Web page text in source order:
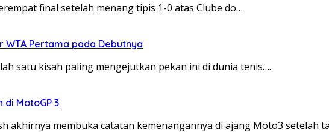
final setelah menang tipis 1-0 atas Clube do…
WTA Pertama pada Debutnya
satu kisah paling mengejutkan pekan ini di dunia tenis….
di MotoGP 3
akhirnya membuka catatan kemenangannya di ajang Moto3 setelah